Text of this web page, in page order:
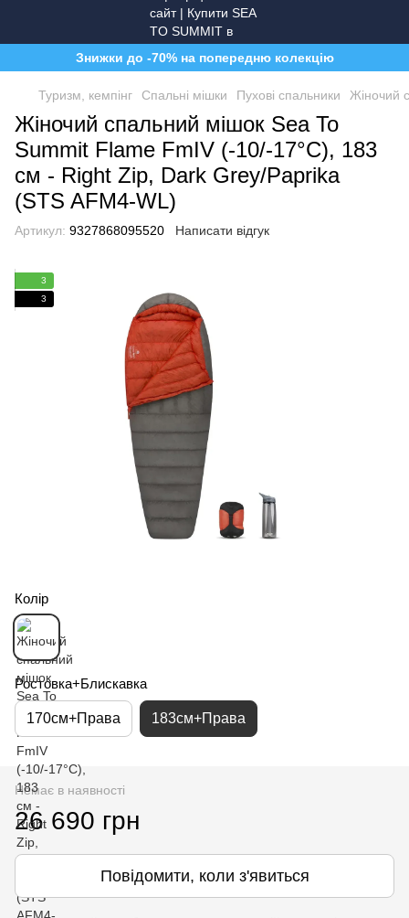
Знижки до -70% на попередню колекцію
Туризм, кемпінг Спальні мішки Пухові спальники Жіночий
Жіночий спальний мішок Sea To
Summit Flame FmIV (-10/-17°C), 183
см - Right Zip, Dark Grey/Paprika
(STS AFM4-WL)
Артикул: 9327868095520 Написати відгук
3
3
Колір
Ростовка+Блискавка
170см+Права 183см+Права
Немає в наявності
26 690 грн
Повідомити, коли з'явиться